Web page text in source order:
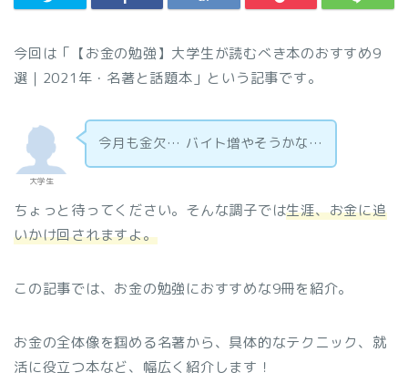
今回は「【お金の勉強】大学生が読むべき本のおすすめ9
選｜2021年・名著と話題本」という記事です。
大学生
今月も金欠… バイト増やそうかな…
ちょっと待ってください。そんな調子では生涯、お金に追
いかけ回されますよ。
この記事では、お金の勉強におすすめな9冊を紹介。
お金の全体像を掴める名著から、具体的なテクニック、就
活に役立つ本など、幅広く紹介します！